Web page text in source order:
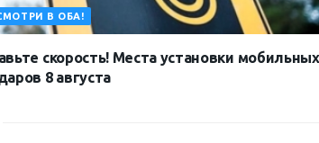
В ОБА!
скорость! Места установки мобильных
8 августа